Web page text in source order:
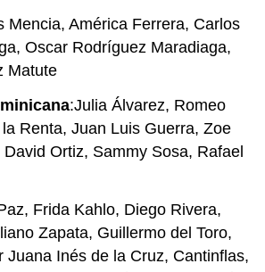
Mencia, América Ferrera, Carlos
Oscar Rodríguez Maradiaga,
Matute
:Julia Álvarez, Romeo
Renta, Juan Luis Guerra, Zoe
Ortiz, Sammy Sosa, Rafael
Frida Kahlo, Diego Rivera,
Zapata, Guillermo del Toro,
Juana Inés de la Cruz, Cantinflas,